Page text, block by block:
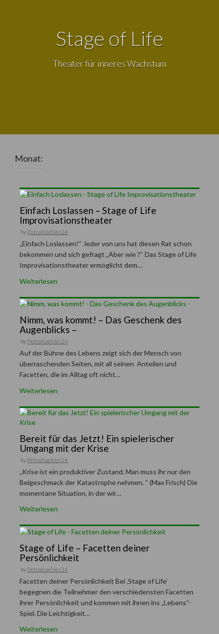
Stage of Life
Theater für inneres Wachstum
Monat:
Einfach Loslassen – Stage of Life
Improvisationstheater
by PetraKoehler24
„Einfach Loslassen!“ Jeder von uns hat diesen Rat schon
bekommen und sich gefragt „Aber wie ?“ Das Stage of Life
Improvisationstheater ermöglicht dem…
Weiterlesen
Nimm, was kommt! – Das Geschenk des
Augenblicks –
by PetraKoehler24
Auf der Bühne des Lebens zeigt sich der Mensch von
überraschenden Seiten, mit all seinen Anteilen und
Facetten, die im Alltag oft nicht…
Weiterlesen
Bereit für das Jetzt! Ein spielerischer
Umgang mit der Krise
by PetraKoehler24
„Krise ist ein produktiver Zustand. Man muss ihr nur den
Beigeschmack der Katastrophe nehmen. “ (Max Frisch) Die
momentane Situation, in der wir…
Weiterlesen
Stage of Life – Facetten deiner
Persönlichkeit
by PetraKoehler24
Facetten deiner Persönlichkeit Bei ‚Stage of Life’
begegnen die Teilnehmer den verschiedensten Facetten
ihrer Persönlichkeit und kommen mit ihnen ins „Lebens“-
Spiel. Die Leichtigkeit…
Weiterlesen